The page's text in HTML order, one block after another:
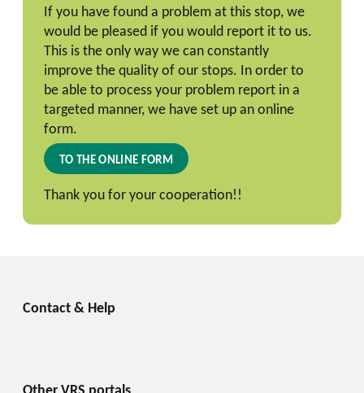
If you have found a problem at this stop, we
would be pleased if you would report it to us.
This is the only way we can constantly
improve the quality of our stops. In order to
be able to process your problem report in a
targeted manner, we have set up an online
form.
TO THE ONLINE FORM
Thank you for your cooperation!!